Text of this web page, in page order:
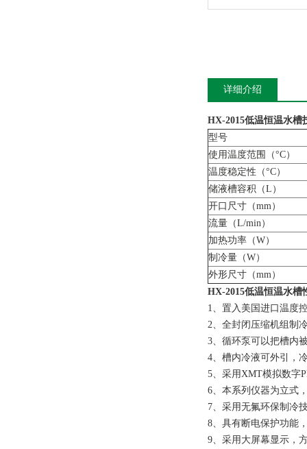
详细介绍
HX-2015低温恒温水槽
型号
使用温度范围（°C）
温度稳定性（°C）
储液槽容积（L）
开口尺寸（mm）
流量（L/min）
加热功率（W）
制冷量（W）
外形尺寸（mm）
HX-2015低温恒温水槽
1、置入美国进口温度
2、全封闭压缩机组制
3、循环泵可以把槽内
4、槽内冷液可外引，
5、采用XMT模拟数字
6、本系列仪器为立式
7、采用无氟环保制冷
8、具有断电保护功能
9、采用大屏幕显示，